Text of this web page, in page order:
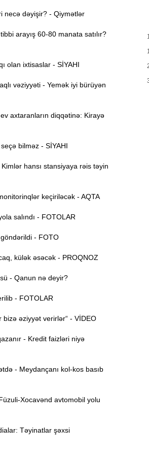
necə dəyişir? - Qiymətlər
arayış 60-80 manata satılır?
olan ixtisaslar - SİYAHI
vəziyyəti - Yemək iyi bürüyən
axtaranların diqqətinə: Kirayə
bilməz - SİYAHI
hansı stansiyaya rəis təyin
keçiriləcək - AQTA
salındı - FOTOLAR
- FOTO
külək əsəcək - PROQNOZ
- Qanun nə deyir?
- FOTOLAR
əziyyət verirlər“ - VİDEO
- Kredit faizləri niyə
- Meydançanı kol-kos basıb
Xocavənd avtomobil yolu
Təyinatlar şəxsi